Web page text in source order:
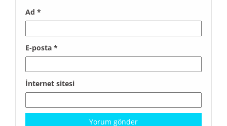
Ad *
E-posta *
İnternet sitesi